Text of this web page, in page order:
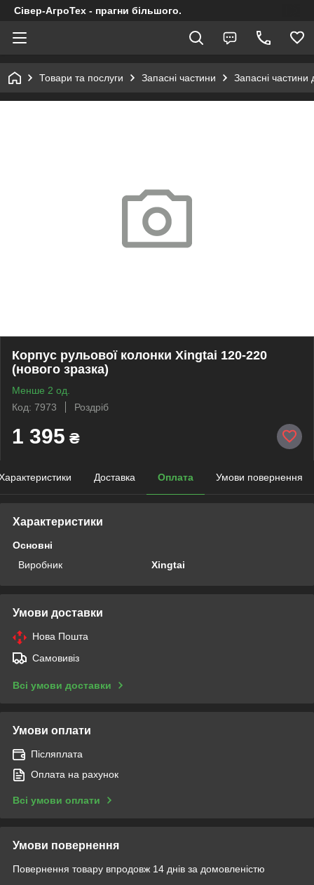
Сівер-АгроТех - прагни більшого.
Товари та послуги Запасні частини Запасні частини
Корпус рульової колонки Xingtai 120-220
(нового зразка)
Менше 2 од.
Код: 7973
Роздріб
1 395 ₴
Доставка Оплата Умови повернення
Характеристики
Основні
Виробник
Xingtai
Умови доставки
Нова Пошта
Самовивіз
Всі умови доставки
Умови оплати
Післяплата
Оплата на рахунок
Всі умови оплати
Умови повернення
Повернення товару впродовж 14 днів за домовленістю